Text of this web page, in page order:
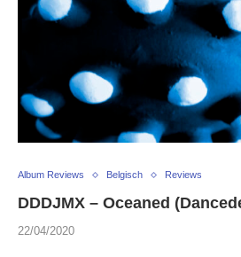
Album Reviews Belgisch Reviews
DDDJMX – Oceaned
22/04/2020